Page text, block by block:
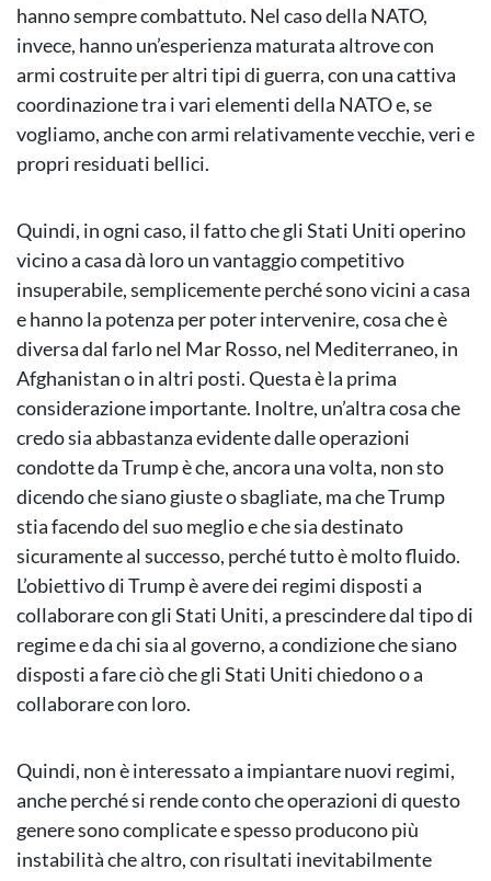
hanno sempre combattuto. Nel caso della NATO,
invece, hanno un’esperienza maturata altrove con
armi costruite per altri tipi di guerra, con una cattiva
coordinazione tra i vari elementi della NATO e, se
vogliamo, anche con armi relativamente vecchie, veri e
propri residuati bellici.
Quindi, in ogni caso, il fatto che gli Stati Uniti operino
vicino a casa dà loro un vantaggio competitivo
insuperabile, semplicemente perché sono vicini a casa
e hanno la potenza per poter intervenire, cosa che è
diversa dal farlo nel Mar Rosso, nel Mediterraneo, in
Afghanistan o in altri posti. Questa è la prima
considerazione importante. Inoltre, un’altra cosa che
credo sia abbastanza evidente dalle operazioni
condotte da Trump è che, ancora una volta, non sto
dicendo che siano giuste o sbagliate, ma che Trump
stia facendo del suo meglio e che sia destinato
sicuramente al successo, perché tutto è molto fluido.
L’obiettivo di Trump è avere dei regimi disposti a
collaborare con gli Stati Uniti, a prescindere dal tipo di
regime e da chi sia al governo, a condizione che siano
disposti a fare ciò che gli Stati Uniti chiedono o a
collaborare con loro.
Quindi, non è interessato a impiantare nuovi regimi,
anche perché si rende conto che operazioni di questo
genere sono complicate e spesso producono più
instabilità che altro, con risultati inevitabilmente